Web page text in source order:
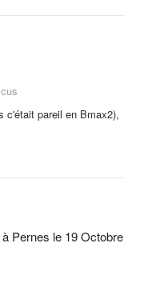
c'était pareil en Bmax2),
Pernes le 19 Octobre